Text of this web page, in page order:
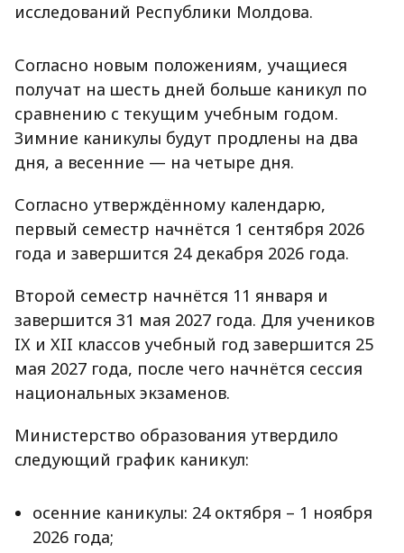
исследований Республики Молдова.
Согласно новым положениям, учащиеся
получат на шесть дней больше каникул по
сравнению с текущим учебным годом.
Зимние каникулы будут продлены на два
дня, а весенние — на четыре дня.
Согласно утверждённому календарю,
первый семестр начнётся 1 сентября 2026
года и завершится 24 декабря 2026 года.
Второй семестр начнётся 11 января и
завершится 31 мая 2027 года. Для учеников
IX и XII классов учебный год завершится 25
мая 2027 года, после чего начнётся сессия
национальных экзаменов.
Министерство образования утвердило
следующий график каникул:
осенние каникулы: 24 октября – 1 ноября
2026 года;